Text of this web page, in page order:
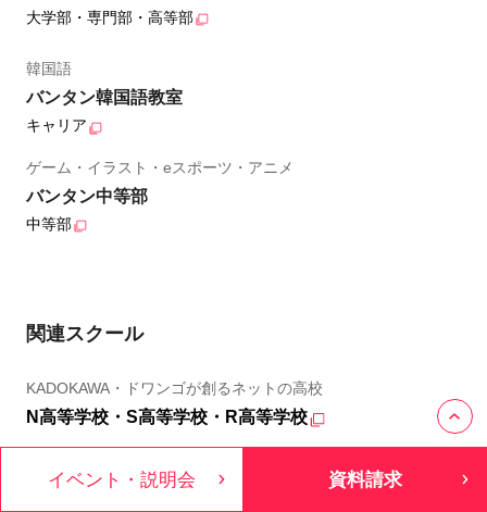
大学部・専門部・高等部
韓国語
バンタン韓国語教室
キャリア
ゲーム・イラスト・eスポーツ・アニメ
バンタン中等部
中等部
関連スクール
KADOKAWA・ドワンゴが創るネットの高校
N高等学校・S高等学校・R高等学校
ZEN大学
イベント・説明会 資料請求